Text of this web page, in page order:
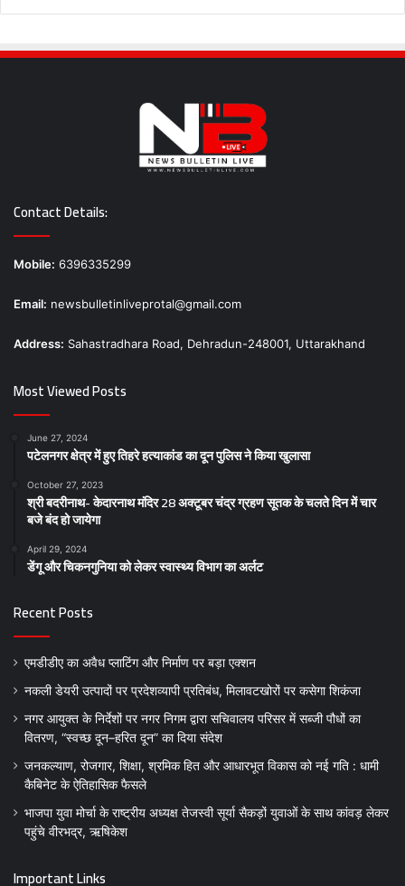
Contact Details:
Mobile: 6396335299
Email: newsbulletinliveprotal@gmail.com
Address: Sahastradhara Road, Dehradun-248001, Uttarakhand
Most Viewed Posts
June 27, 2024
पटेलनगर क्षेत्र में हुए तिहरे हत्याकांड का दून पुलिस ने किया खुलासा
October 27, 2023
श्री बदरीनाथ- केदारनाथ मंदिर 28 अक्टूबर चंद्र ग्रहण सूतक के चलते दिन में चार
बजे बंद हो जायेगा
April 29, 2024
डेंगू और चिकनगुनिया को लेकर स्वास्थ्य विभाग का अर्लट
Recent Posts
एमडीडीए का अवैध प्लाटिंग और निर्माण पर बड़ा एक्शन
नकली डेयरी उत्पादों पर प्रदेशव्यापी प्रतिबंध, मिलावटखोरों पर कसेगा शिकंजा
नगर आयुक्त के निर्देशों पर नगर निगम द्वारा सचिवालय परिसर में सब्जी पौधों का
वितरण, “स्वच्छ दून–हरित दून” का दिया संदेश
जनकल्याण, रोजगार, शिक्षा, श्रमिक हित और आधारभूत विकास को नई गति : धामी
कैबिनेट के ऐतिहासिक फैसले
भाजपा युवा मोर्चा के राष्ट्रीय अध्यक्ष तेजस्वी सूर्या सैकड़ों युवाओं के साथ कांवड़ लेकर
पहुंचे वीरभद्र, ऋषिकेश
Important Links